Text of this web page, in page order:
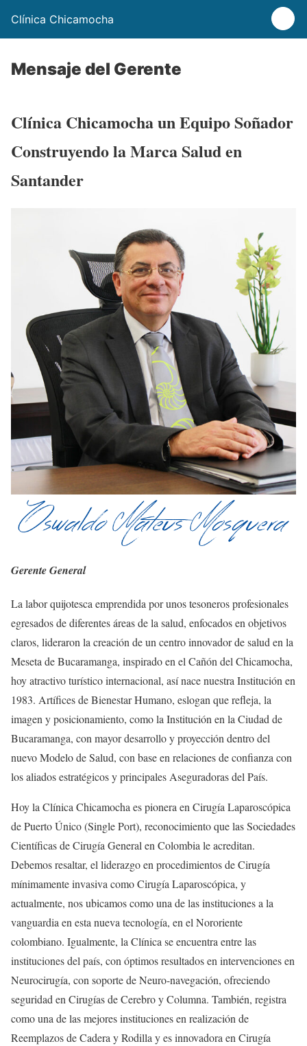
Clínica Chicamocha
Mensaje del Gerente
Clínica Chicamocha un Equipo Soñador
Construyendo la Marca Salud en
Santander
Gerente General
La labor quijotesca emprendida por unos tesoneros profesionales
egresados de diferentes áreas de la salud, enfocados en objetivos
claros, lideraron la creación de un centro innovador de salud en la
Meseta de Bucaramanga, inspirado en el Cañón del Chicamocha,
hoy atractivo turístico internacional, así nace nuestra Institución en
1983. Artífices de Bienestar Humano, eslogan que refleja, la
imagen y posicionamiento, como la Institución en la Ciudad de
Bucaramanga, con mayor desarrollo y proyección dentro del
nuevo Modelo de Salud, con base en relaciones de confianza con
los aliados estratégicos y principales Aseguradoras del País.
Hoy la Clínica Chicamocha es pionera en Cirugía Laparoscópica
de Puerto Único (Single Port), reconocimiento que las Sociedades
Científicas de Cirugía General en Colombia le acreditan.
Debemos resaltar, el liderazgo en procedimientos de Cirugía
mínimamente invasiva como Cirugía Laparoscópica, y
actualmente, nos ubicamos como una de las instituciones a la
vanguardia en esta nueva tecnología, en el Nororiente
colombiano. Igualmente, la Clínica se encuentra entre las
instituciones del país, con óptimos resultados en intervenciones en
Neurocirugía, con soporte de Neuro-navegación, ofreciendo
seguridad en Cirugías de Cerebro y Columna. También, registra
como una de las mejores instituciones en realización de
Reemplazos de Cadera y Rodilla y es innovadora en Cirugía